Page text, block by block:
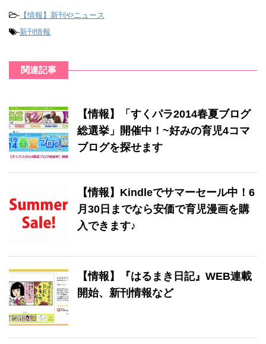
- 【情報】新刊やニュース
-新刊情報
関連記事
【情報】「すくパラ2014春夏ブログ
総選挙」開催中！~好みの育児4コマ
ブログを探せます
【情報】Kindleでサマーセール中！6
月30日までなら安価で育児漫画を購
入できます♪
【情報】『はるまき日記』WEB連載
開始、新刊情報など